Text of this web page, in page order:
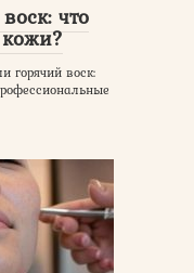
что
кожи?
горячий воск: